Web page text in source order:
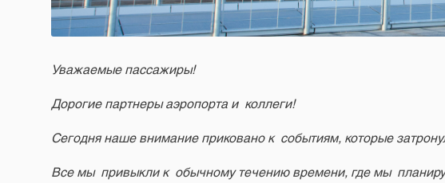
Уважаемые пассажиры!
Дорогие партнеры аэропорта и коллеги!
Сегодня наше внимание приковано к событиям, которые
Все мы привыкли к обычному течению времени, где мы